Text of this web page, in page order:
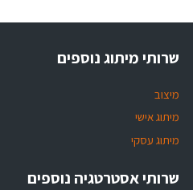
שרותי מיתוג נוספים
מיצוב
מיתוג אישי
מיתוג עסקי
שרותי אסטרטגיה נוספים